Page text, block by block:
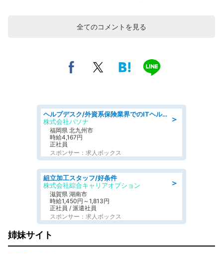
全てのコメントを見る
＞
ヘルプデスク/外資系保険業界でのITヘルプデスク業務/駅近/即日勤務可/ヘルプデスク
株式会社パソナ
福岡県 北九州市
時給4,167円
正社員
スポンサー：求人ボックス
＞
組立加工スタッフ/好条件
株式会社綜合キャリアオプション
滋賀県 湖南市
時給1,450円～1,813円
正社員 / 派遣社員
スポンサー：求人ボックス
姉妹サイト